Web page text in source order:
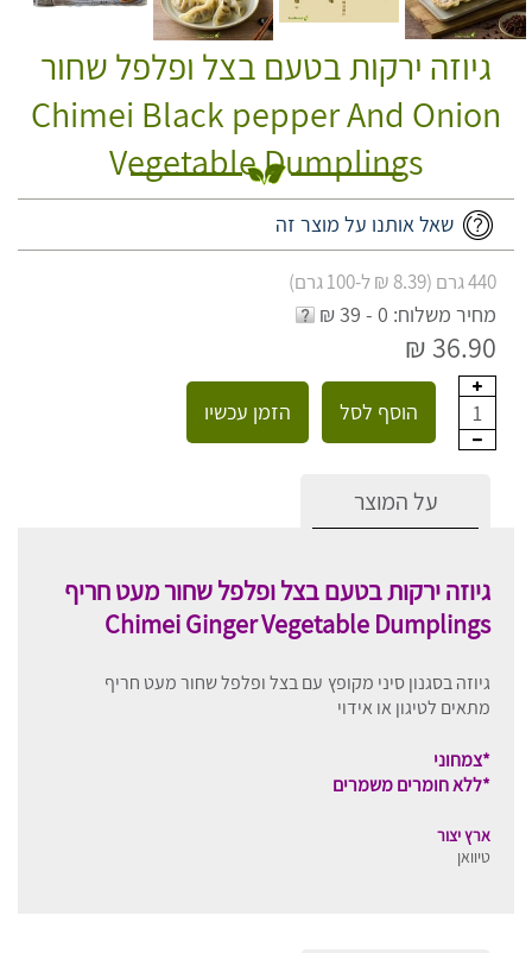
גיוזה ירקות בטעם בצל ופלפל שחור
Chimei Black pepper And Onion
Vegetable Dumplings
שאל אותנו על מוצר זה
440 גרם (8.39 ₪ ל-100 גרם)
מחיר משלוח: 0 - 39 ₪
36.90 ₪
1 הוסף לסל הזמן עכשיו
על המוצר
גיוזה ירקות בטעם בצל ופלפל שחור מעט חריף
Chimei Ginger Vegetable Dumplings
גיוזה בסגנון סיני מקופץ עם בצל ופלפל שחור מעט חריף
מתאים לטיגון או אידוי
*צמחוני
*ללא חומרים משמרים
ארץ יצור
טיוואן